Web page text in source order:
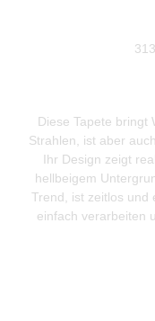
Diese Tapete bringt
Strahlen, ist aber
Ihr Design zeigt
hellbeigem
Trend, ist zeitlos und
einfach verarbeiten